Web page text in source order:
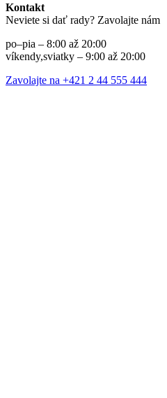
Kontakt
Neviete si dať rady? Zavolajte nám
po–pia – 8:00 až 20:00
víkendy,sviatky – 9:00 až 20:00
Zavolajte na +421 2 44 555 444